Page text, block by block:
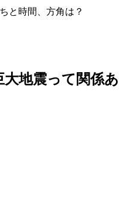
と時間、方角は？
地震って関係あ